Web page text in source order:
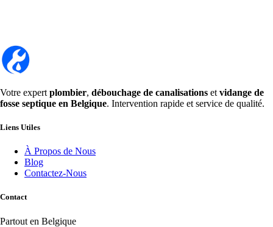
Votre expert plombier, débouchage de canalisations et vidange de
fosse septique en Belgique. Intervention rapide et service de qualité.
Liens Utiles
À Propos de Nous
Blog
Contactez-Nous
Contact
Partout en Belgique